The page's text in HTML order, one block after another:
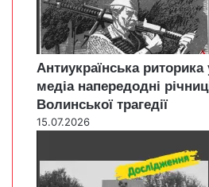
Антиукраїнська
медіа напередодні
Волинської трагедії
15.07.2026